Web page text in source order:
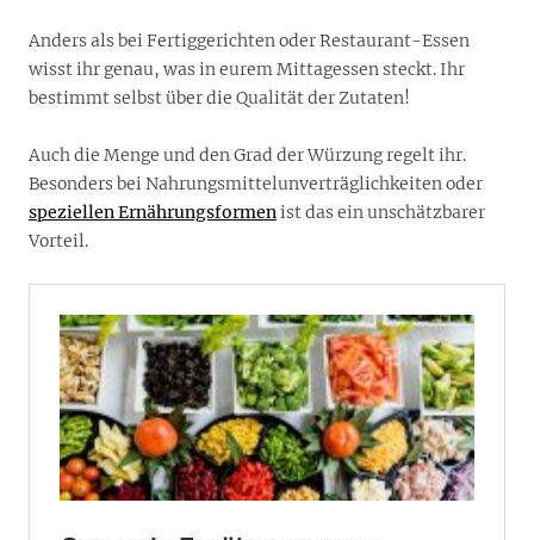
Anders als bei Fertiggerichten oder Restaurant-Essen
wisst ihr genau, was in eurem Mittagessen steckt. Ihr
bestimmt selbst über die Qualität der Zutaten!
Auch die Menge und den Grad der Würzung regelt ihr.
Besonders bei Nahrungsmittelunverträglichkeiten oder
speziellen Ernährungsformenist das ein unschätzbarer
Vorteil.